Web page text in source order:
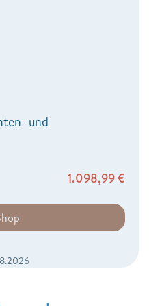
und
1.098,99€